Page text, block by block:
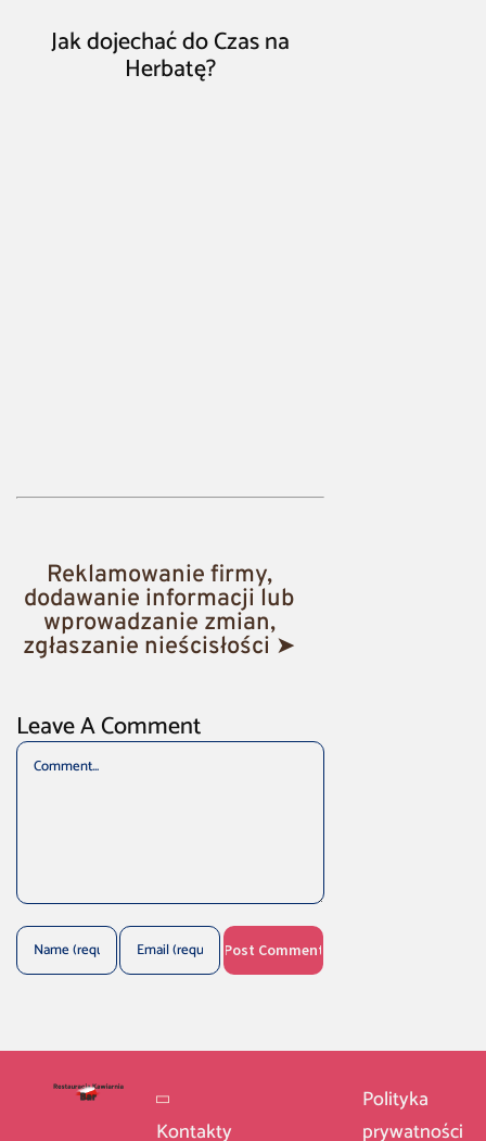
Jak dojechać do Czas na
Herbatę?
Reklamowanie firmy,
dodawanie informacji lub
wprowadzanie zmian,
zgłaszanie nieścisłości ➤
Leave A Comment
Comment
Kontakty
Polityka
prywatności